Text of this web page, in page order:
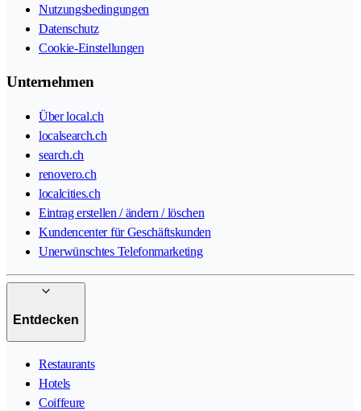
Nutzungsbedingungen
Datenschutz
Cookie-Einstellungen
Unternehmen
Über local.ch
localsearch.ch
search.ch
renovero.ch
localcities.ch
Eintrag erstellen / ändern / löschen
Kundencenter für Geschäftskunden
Unerwünschtes Telefonmarketing
Entdecken
Restaurants
Hotels
Coiffeure